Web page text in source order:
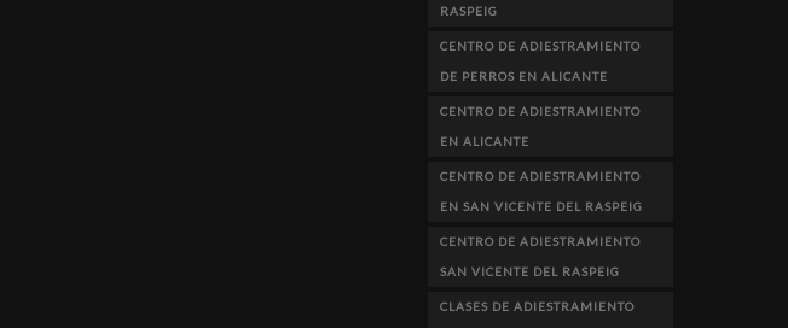
RASPEIG
CENTRO DE ADIESTRAMIENTO
DE PERROS EN ALICANTE
CENTRO DE ADIESTRAMIENTO
EN ALICANTE
CENTRO DE ADIESTRAMIENTO
EN SAN VICENTE DEL RASPEIG
CENTRO DE ADIESTRAMIENTO
SAN VICENTE DEL RASPEIG
CLASES DE ADIESTRAMIENTO